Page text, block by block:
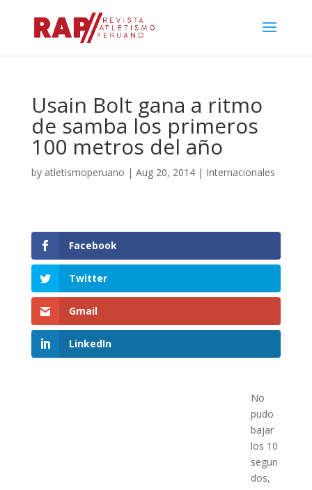
Usain Bolt gana a ritmo
de samba los primeros
100 metros del año
by atletismoperuano | Aug 20, 2014| Internacionales
Facebook
Twitter
Gmail
LinkedIn
No
pudo
bajar
los 10
segun
dos,